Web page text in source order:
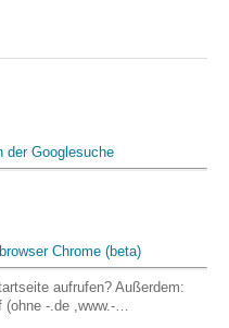
der Googlesuche
Chrome (beta)
aufrufen? Außerdem:
-.de ,www.-…